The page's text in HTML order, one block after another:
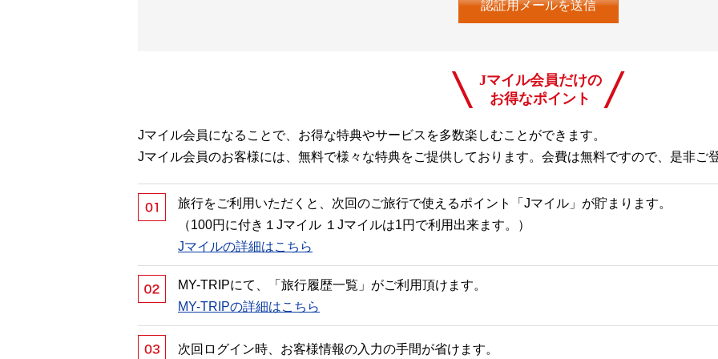
Jマイル会員だけの
お得なポイント
Jマイル会員になることで、お得な特典やサービスを多数楽しむことができます。
Jマイル会員のお客様には、無料で様々な特典をご提供しております。会費は無料ですので、是非ご
旅行をご利用いただくと、次回のご旅行で使えるポイント「Jマイル」が貯まります。
（100円に付き１Jマイル １Jマイルは1円で利用出来ます。）
Jマイルの詳細はこちら
MY-TRIPにて、「旅行履歴一覧」がご利用頂けます。
MY-TRIPの詳細はこちら
次回ログイン時、お客様情報の入力の手間が省けます。